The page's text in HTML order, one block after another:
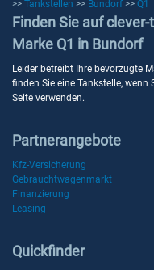
>> Tankstellen >> Bundorf >> Q1
Finden Sie auf
Marke Q1 in Bundorf
Leider betreibt Ihre bevorzugte
finden Sie eine Tankstelle,
Seite verwenden.
Partnerangebote
Kfz-Versicherung
Gebrauchtwagenmarkt
Finanzierung
Leasing
Quickfinder